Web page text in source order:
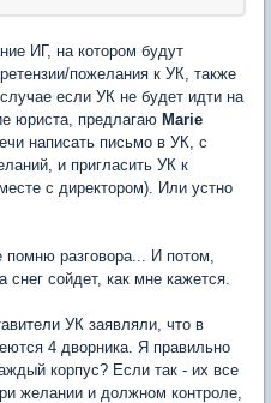
ИГ, на котором будут
пожелания к УК, также
если УК не будет идти на
юриста, предлагаю Marie
написать письмо в УК, с
и пригласить УК к
с директором). Или устно
помню разговора... И потом,
снег сойдет, как мне кажется.
УК заявляли, что в
4 дворника. Я правильно
корпус? Если так - их все
желании и должном контроле,